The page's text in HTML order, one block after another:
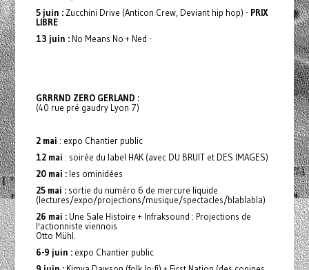
5 juin :Zucchini Drive (Anticon Crew, Deviant hip hop) - PRIX
LIBRE
13 juin : No Means No + Ned -
GRRRND ZERO GERLAND :
(40 rue pré gaudry Lyon 7)
2 mai : expo Chantier public
12 mai : soirée du label HAK (avec DU BRUIT et DES IMAGES)
20 mai :les ominidées
25 mai :sortie du numéro 6 de mercure liquide
(lectures/expo/projections/musique/spectacles/blablabla)
26 mai :Une Sale Histoire + Infraksound : Projections de
l'actionniste viennois
Otto Mühl.
6-9 juin :expo Chantier public